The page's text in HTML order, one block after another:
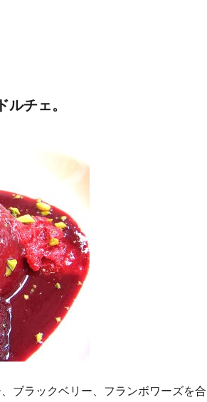
チェ。
ブラックベリー、フランボワーズを合